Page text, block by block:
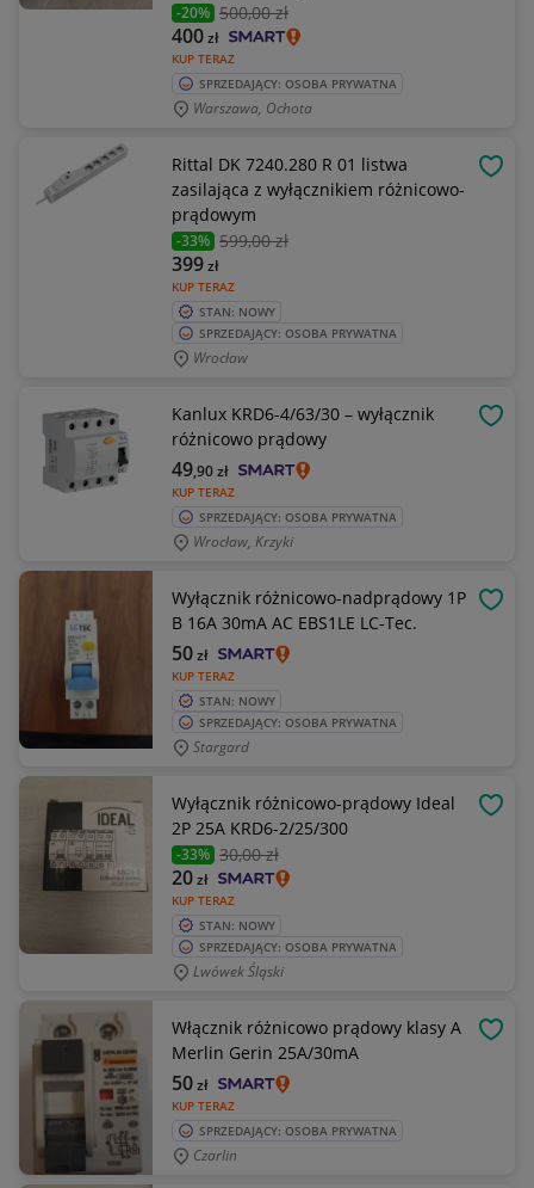
-20% 500,00 zł
KUP TERAZ
400zł
SPRZEDAJĄCY: OSOBA PRYWATNA
Warszawa, Ochota
Rittal DK 7240.280 R 01 listwa
zasilająca z wyłącznikiem różnicowo-
prądowym
-33% 599,00 zł
KUP TERAZ
399zł
STAN: NOWY
SPRZEDAJĄCY: OSOBA PRYWATNA
Wrocław
Kanlux KRD6-4/63/30 – wyłącznik
różnicowo prądowy
KUP TERAZ
49,90zł
SPRZEDAJĄCY: OSOBA PRYWATNA
Wrocław, Krzyki
Wyłącznik różnicowo-nadprądowy 1P
B 16A 30mA AC EBS1LE LC-Tec.
KUP TERAZ
50zł
STAN: NOWY
SPRZEDAJĄCY: OSOBA PRYWATNA
Stargard
Wyłącznik różnicowo-prądowy Ideal
2P 25A KRD6-2/25/300
-33% 30,00 zł
KUP TERAZ
20zł
STAN: NOWY
SPRZEDAJĄCY: OSOBA PRYWATNA
Lwówek Śląski
Włącznik różnicowo prądowy klasy A
Merlin Gerin 25A/30mA
KUP TERAZ
50zł
SPRZEDAJĄCY: OSOBA PRYWATNA
Czarlin